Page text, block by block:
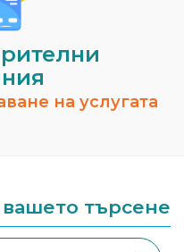
на услугата
търсене